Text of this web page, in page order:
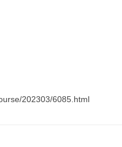
202303/6085.html